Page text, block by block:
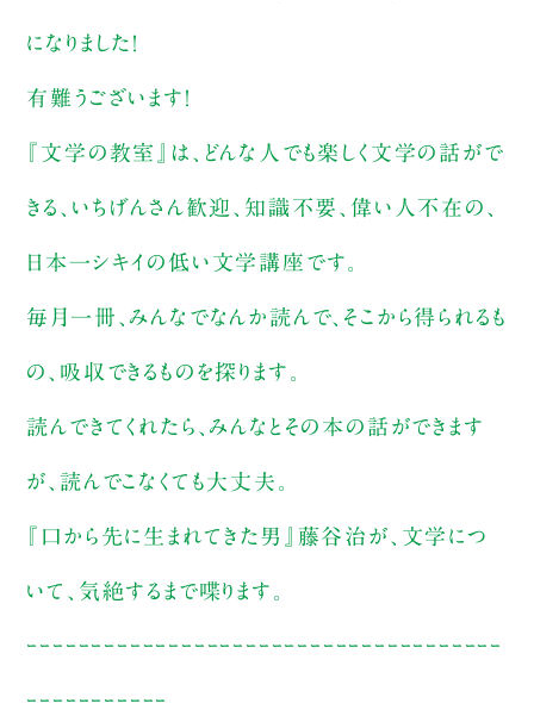
になりました！
有難うございます！
『文学の教室』は、どんな人でも楽しく文学の話がで
きる、いちげんさん歓迎、知識不要、偉い人不在の、
日本一シキイの低い文学講座です。
毎月一冊、みんなでなんか読んで、そこから得られるも
の、吸収できるものを探ります。
読んできてくれたら、みんなとその本の話ができます
が、読んでこなくても大丈夫。
『口から先に生まれてきた男』藤谷治が、文学につ
いて、気絶するまで喋ります。
ｰｰｰｰｰｰｰｰｰｰｰｰｰｰｰｰｰｰｰｰｰｰｰｰｰｰｰｰｰｰｰｰｰｰｰｰｰ
ｰｰｰｰｰｰｰｰｰｰｰ